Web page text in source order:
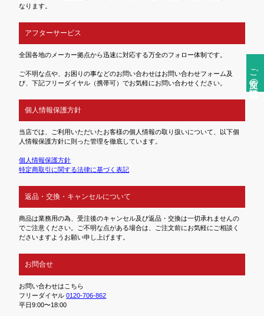
ご注文前の確認事項
なります。
アフターサービス
全国各地のメーカー拠点から迅速に対応する万全のフォロー体制です。
ご不明な点や、お困りの事などのお問い合わせはお問い合わせフォーム及
び、下記フリーダイヤル（携帯可）でお気軽にお問い合わせください。
個人情報保護方針
当店では、ご利用いただいたお客様の個人情報の取り扱いについて、以下個
人情報保護方針に則った管理を徹底しています。
個人情報保護方針
特定商取引に関する法律に基づく表記
返品・交換・キャンセルについて
商品は業務用の為、受注後のキャンセル及び返品・交換は一切承れませんの
でご注意ください。ご不明な点がある場合は、ご注文前にお気軽にご相談く
ださいますようお願い申し上げます。
お問合せ
お問い合わせはこちら
フリーダイヤル0120-706-862
平日9:00〜18:00